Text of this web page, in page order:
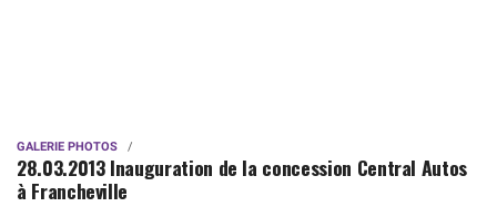
GALERIE PHOTOS
28.03.2013 Inauguration de la concession Central Autos
à Francheville